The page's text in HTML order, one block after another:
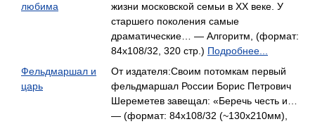
любима
жизни московской семьи в XX веке. У
старшего поколения самые
драматические… — Алгоритм, (формат:
84x108/32, 320 стр.) Подробнее...
Фельдмаршал и
царь
От издателя:Своим потомкам первый
фельдмаршал России Борис Петрович
Шереметев завещал: «Беречь честь и…
— (формат: 84x108/32 (~130x210мм),